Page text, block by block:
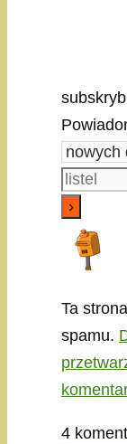
Ta
spamu.
4